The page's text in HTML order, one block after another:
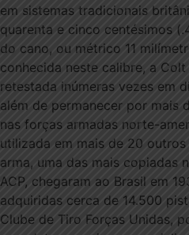
em sistemas tradicionais
quarenta e cinco centésimos
do cano, ou métrico 11
conhecida neste calibre, a Colt
retestada inúmeras vezes em
além de permanecer por mais
nas forças armadas norte-
utilizada em mais de 20
arma, uma das mais copiadas
ACP, chegaram ao Brasil em
adquiridas cerca de 14.500
Clube de Tiro Forças Unidas,